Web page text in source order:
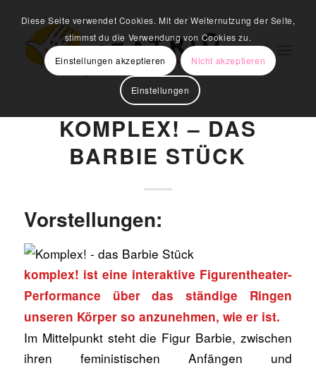
KOMPLEX! – DAS
BARBIE STÜCK
Vorstellungen:
komplex! ist eine interaktive Figurentheater-
Performance über das ständige Ringen
unseren Körper so anzunehmen, wie er ist.
Im Mittelpunkt steht die Figur Barbie, zwischen
ihren feministischen Anfängen und
Diese Seite verwendet Cookies. Mit der Weiternutzung der Seite,
stimmst du die Verwendung von Cookies zu.
Einstellungen akzeptieren
Nicht akzeptieren
Einstellungen